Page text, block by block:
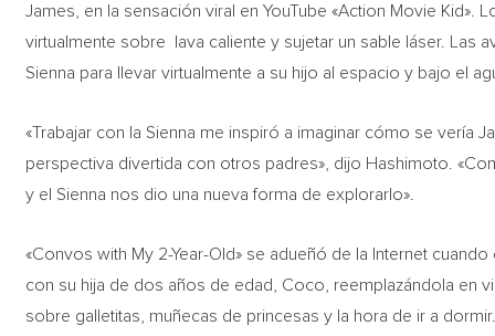
James, en la sensación viral en YouTube «Action Movie Kid».
virtualmente sobre lava caliente y sujetar un sable láser. Las
Sienna para llevar virtualmente a su hijo al espacio y bajo el
«Trabajar con la Sienna me inspiró a imaginar cómo se vería
perspectiva divertida con otros padres», dijo Hashimoto.
y el Sienna nos dio una nueva forma de explorarlo».
«Convos with My 2-Year-Old» se adueñó de la Internet
con su hija de dos años de edad, Coco, reemplazándola en
sobre galletitas, muñecas de princesas y la hora de ir a